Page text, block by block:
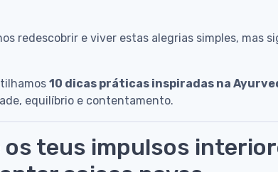
redescobrir e viver estas alegrias simples, mas
10 dicas práticas inspiradas na
equilíbrio e contentamento.
os teus impulsos